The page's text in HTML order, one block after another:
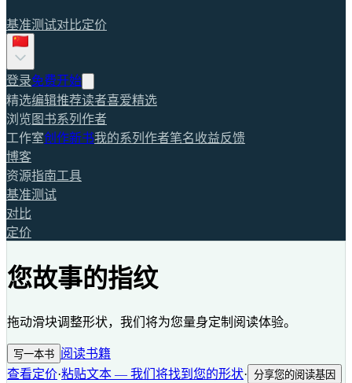
基准测试对比定价
登录免费开始
精选编辑推荐读者喜爱精选
浏览 图书系列 作者
工作室创作新书我的系列 作者笔名收益反馈
博客
资源指南工具
基准测试
对比
定价
您故事的指纹
拖动滑块调整形状，我们将为您量身定制阅读体验。
写一本书 阅读书籍
查看定价·粘贴文本 — 我们将找到您的形状· 分享您的阅读基因